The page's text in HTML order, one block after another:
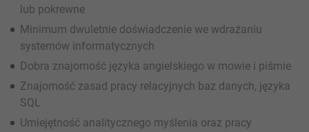
lub pokrewne
Minimum dwuletnie doświadczenie we wdrażaniu
systemów informatycznych
Dobra znajomość języka angielskiego w mowie i piśmie
Znajomość zasad pracy relacyjnych baz danych, języka
SQL
Umiejętność analitycznego myślenia oraz pracy